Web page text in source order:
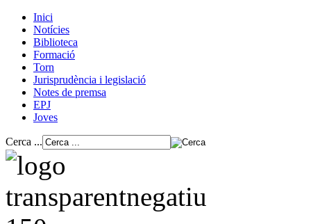
Inici
Notícies
Biblioteca
Formació
Torn
Jurisprudència i legislació
Notes de premsa
EPJ
Joves
Cerca ...